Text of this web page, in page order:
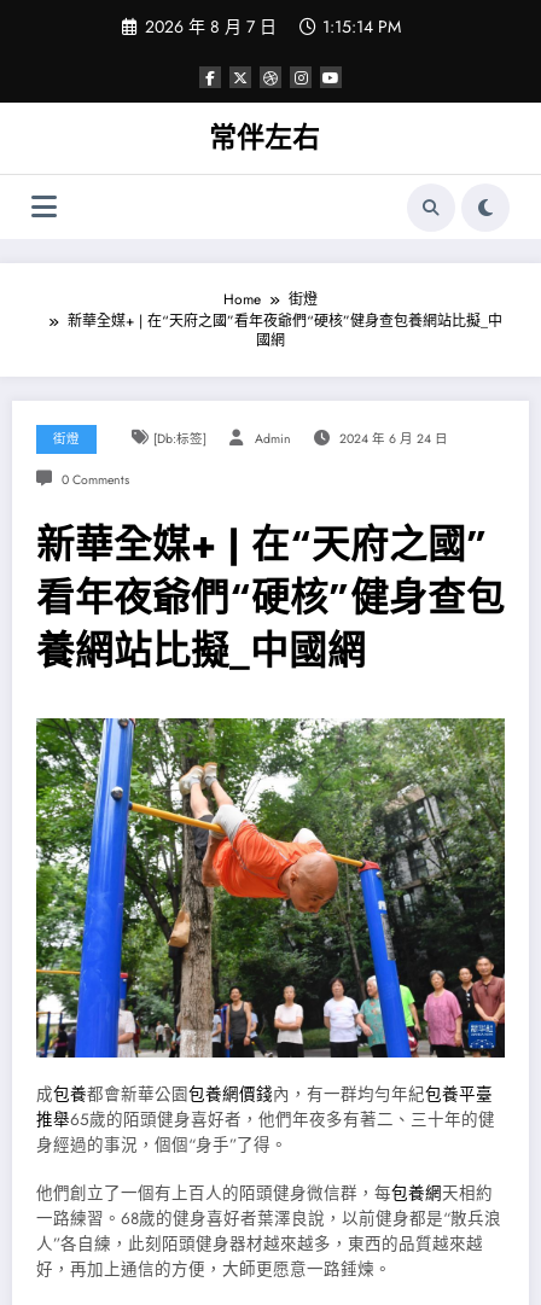
2026 年 8 月 7 日 1:15:14 PM
常伴左右
Home
街燈
新華全媒+ | 在“天府之國”看年夜爺們“硬核”健身查包養網站比擬_中
國網
街燈 [db:标签] Admin 2024 年 6 月 24 日
0 Comments
新華全媒+ | 在“天府之國”
看年夜爺們“硬核”健身查包
養網站比擬_中國網
成包養都會新華公園包養網價錢內，有一群均勻年紀包養平臺
推舉65歲的陌頭健身喜好者，他們年夜多有著二、三十年的健
身經過的事況，個個“身手”了得。
他們創立了一個有上百人的陌頭健身微信群，每包養網天相約
一路練習。68歲的健身喜好者葉澤良說，以前健身都是“散兵浪
人”各自練，此刻陌頭健身器材越來越多，東西的品質越來越
好，再加上通信的方便，大師更愿意一路錘煉。